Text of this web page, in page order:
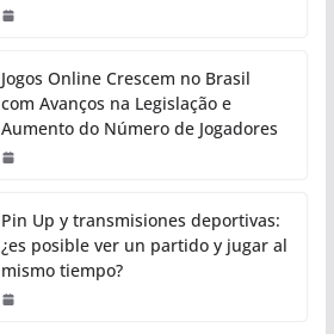
Jogos Online Crescem no Brasil
com Avanços na Legislação e
Aumento do Número de Jogadores
Pin Up y transmisiones deportivas:
¿es posible ver un partido y jugar al
mismo tiempo?